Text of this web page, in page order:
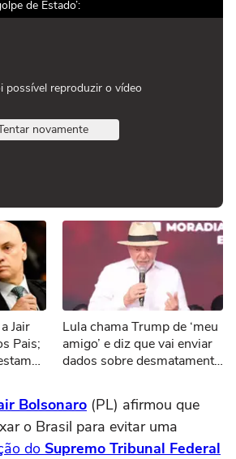
de Estado’:
possível reproduzir o vídeo
novamente
Jair
Pais;
Lula chama Trump de ‘meu
amigo’ e diz que vai enviar
dados sobre desmatamento
Bolsonaro (PL) afirmou que
o Brasil para evitar uma
do Supremo Tribunal Federal